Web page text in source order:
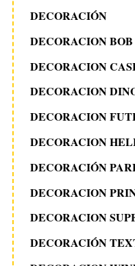
DECORACIÓN
DECORACION
DECORACION
DECORACION
DECORACION
DECORACION
DECORACIÓN
DECORACION
DECORACION
DECORACIÓN